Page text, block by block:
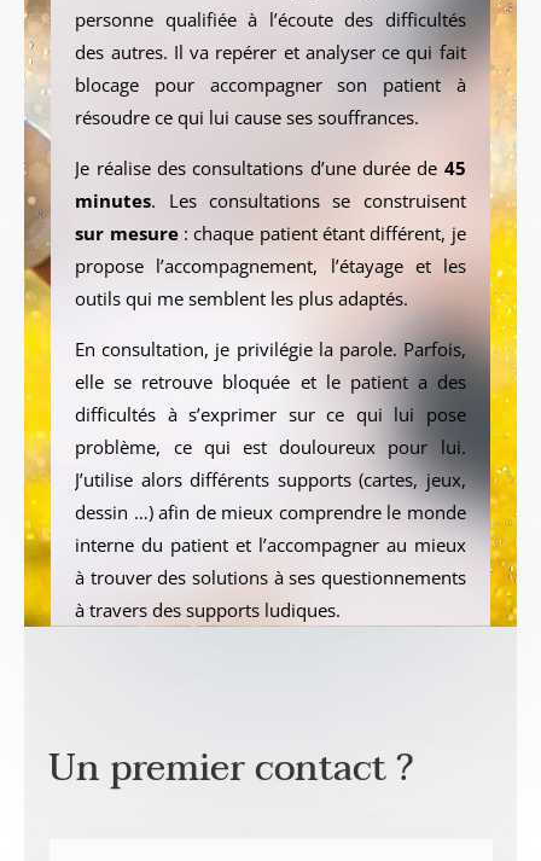
personne qualifiée à l’écoute des difficultés
des autres. Il va repérer et analyser ce qui fait
blocage pour accompagner son patient à
résoudre ce qui lui cause ses souffrances.
Je réalise des consultations d’une durée de 45
minutes. Les consultations se construisent
sur mesure: chaque patient étant différent, je
propose l’accompagnement, l’étayage et les
outils qui me semblent les plus adaptés.
En consultation, je privilégie la parole. Parfois,
elle se retrouve bloquée et le patient a des
difficultés à s’exprimer sur ce qui lui pose
problème, ce qui est douloureux pour lui.
J’utilise alors différents supports (cartes, jeux,
dessin …) afin de mieux comprendre le monde
interne du patient et l’accompagner au mieux
à trouver des solutions à ses questionnements
à travers des supports ludiques.
Un premier contact ?